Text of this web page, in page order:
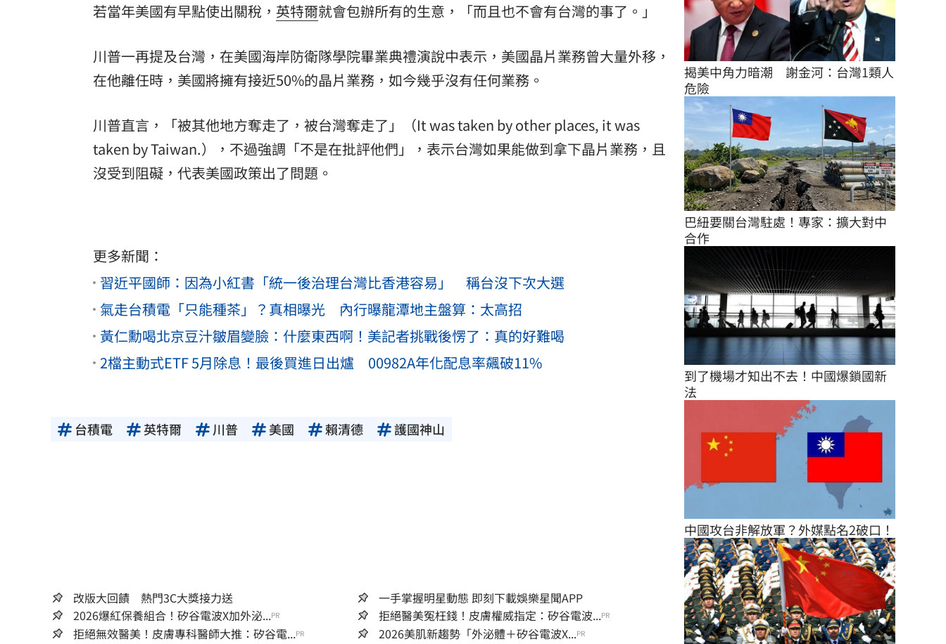
若當年美國有早點使出關稅， 英特爾就會包辦所有的生意，「而且也不會有台灣的事了。」
川普一再提及台灣，在美國海岸防衛隊學院畢業典禮演說中表示，美國晶片業務曾大量外移，
在他離任時，美國將擁有接近50%的晶片業務，如今幾乎沒有任何業務。
川普直言，「被其他地方奪走了，被台灣奪走了」（It was taken by other places, it was
taken by Taiwan.），不過強調「不是在批評他們」，表示台灣如果能做到拿下晶片業務，且
沒受到阻礙，代表美國政策出了問題。
更多新聞：
習近平國師：因為小紅書「統一後治理台灣比香港容易」 稱台沒下次大選
氣走台積電「只能種茶」？真相曝光 內行曝龍潭地主盤算：太高招
黃仁勳喝北京豆汁皺眉變臉：什麼東西啊！美記者挑戰後愣了：真的好難喝
2檔主動式ETF 5月除息！最後買進日出爐 00982A年化配息率飆破11%
台積電 英特爾 川普 美國 賴清德 護國神山
改版大回饋 熱門3C大獎接力送
一手掌握明星動態 即刻下載娛樂星聞APP
2026爆紅保養組合！矽谷電波X加外泌...PR 拒絕醫美冤枉錢！皮膚權威指定：矽谷電波...PR
拒絕無效醫美！皮膚專科醫師大推：矽谷電...PR 2026美肌新趨勢「外泌體＋矽谷電波X...PR
揭美中角力暗潮　謝金河：台灣1類人
危險
巴紐要關台灣駐處！專家：擴大對中
合作
到了機場才知出不去！中國爆鎖國新
法
中國攻台非解放軍？外媒點名2破口！